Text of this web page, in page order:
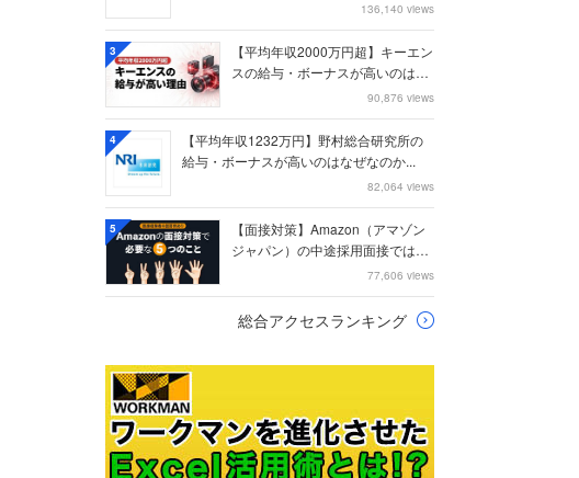
136,140 views
3
【平均年収2000万円超】キーエン
スの給与・ボーナスが高いのはな
90,876 views
4
【平均年収1232万円】野村総合研究所の
給与・ボーナスが高いのはなぜなのか...
82,064 views
5
【面接対策】Amazon（アマゾン
ジャパン）の中途採用面接では何
77,606 views
総合アクセスランキング